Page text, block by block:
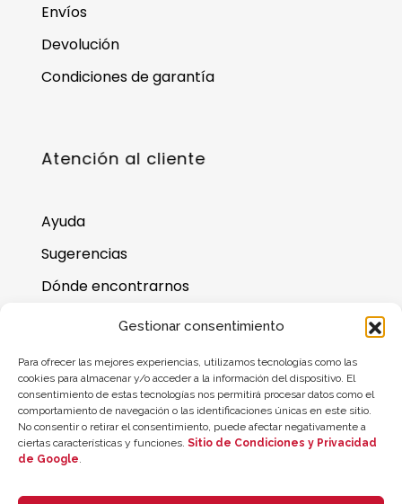
Gestionar consentimiento
Para ofrecer las mejores experiencias, utilizamos tecnologías como las
cookies para almacenar y/o acceder a la información del dispositivo. El
consentimiento de estas tecnologías nos permitirá procesar datos como el
comportamiento de navegación o las identificaciones únicas en este sitio.
No consentir o retirar el consentimiento, puede afectar negativamente a
ciertas características y funciones. Sitio de Condiciones y Privacidad
de Google.
Envíos
Devolución
Condiciones de garantía
Atención al cliente
Ayuda
Sugerencias
Dónde encontrarnos
Preguntas frecuentes